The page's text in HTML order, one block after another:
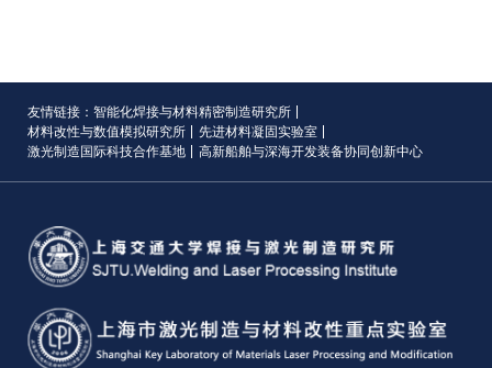
友情链接： 智能化焊接与材料精密制造研究所
材料改性与数值模拟研究所
先进材料凝固实验室
激光制造国际科技合作基地
高新船舶与深海开发装备协同创新中心